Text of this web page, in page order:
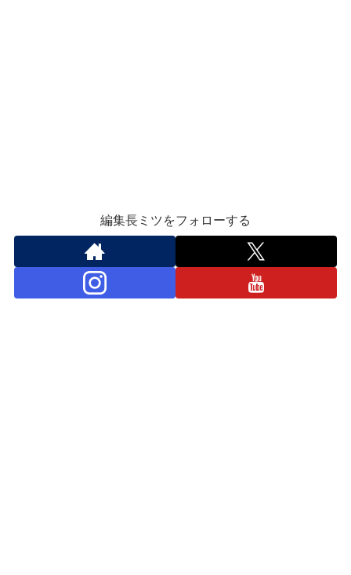
編集長ミツをフォローする